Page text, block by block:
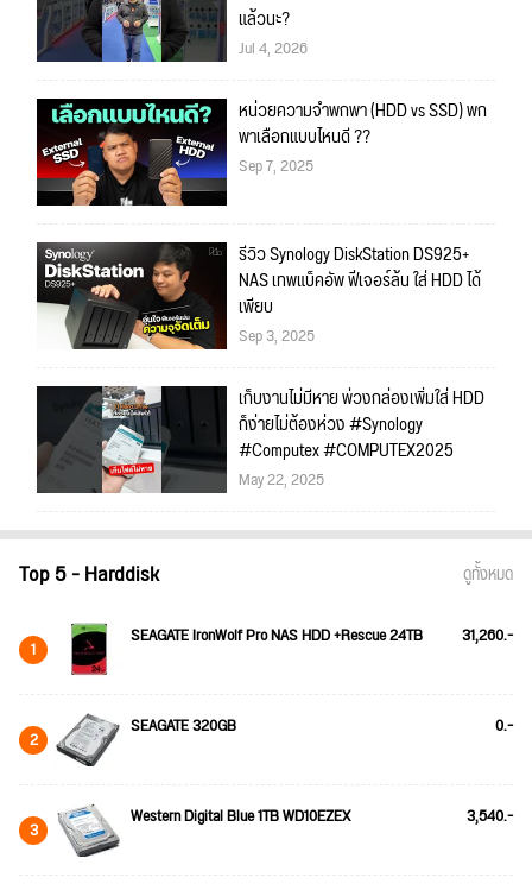
แล้วนะ?
Jul 4, 2026
หน่วยความจำพกพา (HDD vs SSD) พก
พาเลือกแบบไหนดี ??
Sep 7, 2025
รีวิว Synology DiskStation DS925+
NAS เทพแบ็คอัพ ฟีเจอร์ล้น ใส่ HDD ได้
เพียบ
Sep 3, 2025
เก็บงานไม่มีหาย พ่วงกล่องเพิ่มใส่ HDD
ก็ง่ายไม่ต้องห่วง #Synology
#Computex #COMPUTEX2025
May 22, 2025
Top 5 - Harddisk ดูทั้งหมด
1 SEAGATE IronWolf Pro NAS HDD +Rescue 24TB 31,260.-
2 SEAGATE 320GB 0.-
3 Western Digital Blue 1TB WD10EZEX 3,540.-